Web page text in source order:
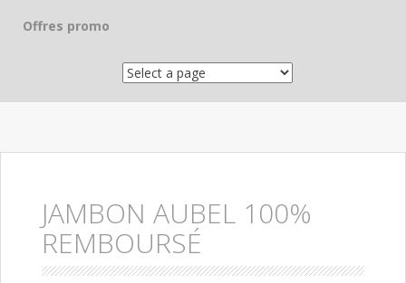
Offres promo
JAMBON AUBEL 100%
REMBOURSÉ